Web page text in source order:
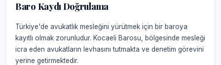
Baro Kaydı Doğrulama
Türkiye'de avukatlık mesleğini yürütmek için bir baroya
kayıtlı olmak zorunludur. Kocaeli Barosu, bölgesinde mesleği
icra eden avukatların levhasını tutmakta ve denetim görevini
yerine getirmektedir.